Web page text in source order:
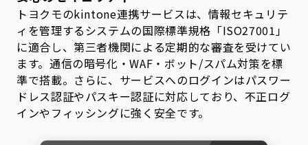
トヨクモのkintone連携サービスは、情報セキュリテ
ィを管理するシステムの国際標準規格「ISO27001」
に適合し、第三者機関による定期的な審査を受けてい
ます。通信の暗号化・WAF・ボット/スパム対策を標
準で搭載。さらに、サービスへのログインはパスワー
ドレス認証やパスキー認証に対応しており、不正ログ
インやフィッシングに強く安全です。